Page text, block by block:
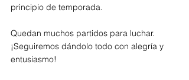
principio de temporada.
Quedan muchos partidos para luchar.
¡Seguiremos dándolo todo con alegría y
entusiasmo!